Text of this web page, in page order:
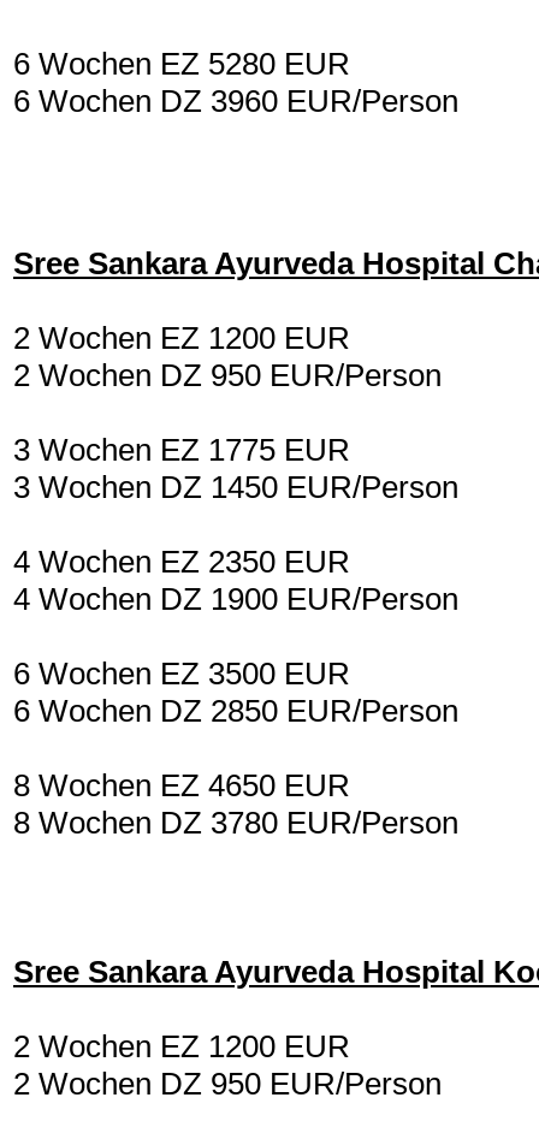
6 Wochen EZ 5280 EUR
6 Wochen DZ 3960 EUR/Person
Sree Sankara Ayurveda Hospital
2 Wochen EZ 1200 EUR
2 Wochen DZ 950 EUR/Person
3 Wochen EZ 1775 EUR
3 Wochen DZ 1450 EUR/Person
4 Wochen EZ 2350 EUR
4 Wochen DZ 1900 EUR/Person
6 Wochen EZ 3500 EUR
6 Wochen DZ 2850 EUR/Person
8 Wochen EZ 4650 EUR
8 Wochen DZ 3780 EUR/Person
Sree Sankara Ayurveda Hospital
2 Wochen EZ 1200 EUR
2 Wochen DZ 950 EUR/Person